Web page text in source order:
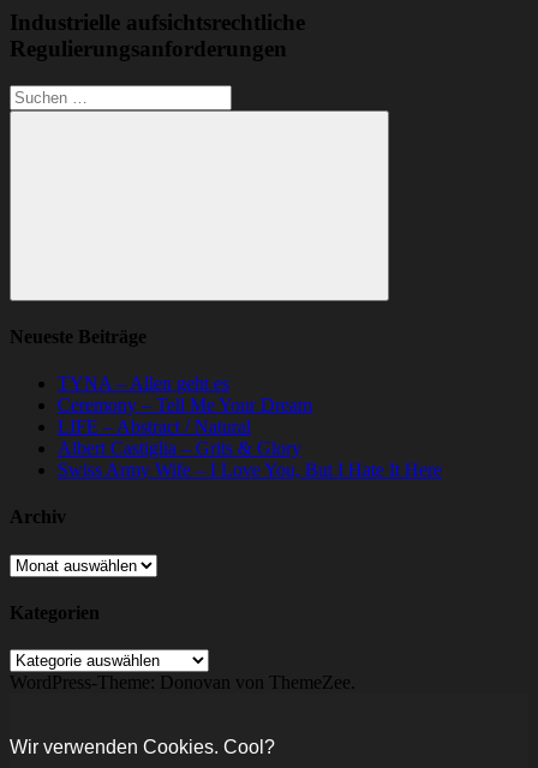
Industrielle aufsichtsrechtliche
Regulierungsanforderungen
Suchen
nach:
Suchen
Neueste Beiträge
TYNA – Allen geht es
Ceremony – Tell Me Your Dream
LIFE – Abstract / Natural
Albert Castiglia – Grits & Glory
Swiss Army Wife – I Love You, But I Hate It Here
Archiv
Archiv
Kategorien
Kategorien
WordPress-Theme: Donovan von ThemeZee.
Wir verwenden Cookies. Cool?